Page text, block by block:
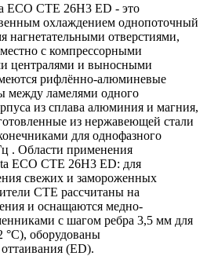
ECO CTE 26H3 ED - это
охлаждением однопоточный
нагнетательными отверстиями,
с компрессорными
централями и выносными
рифлённо-алюминевые
между ламелями одного
из сплава алюминия и магния,
из нержавеющей стали
для однофазного
. Области применения
ECO CTE 26H3 ED: для
свежих и замороженных
CTE рассчитаны на
и оснащаются медно-
с шагом ребра 3,5 мм для
°C), оборудованы
(ED).